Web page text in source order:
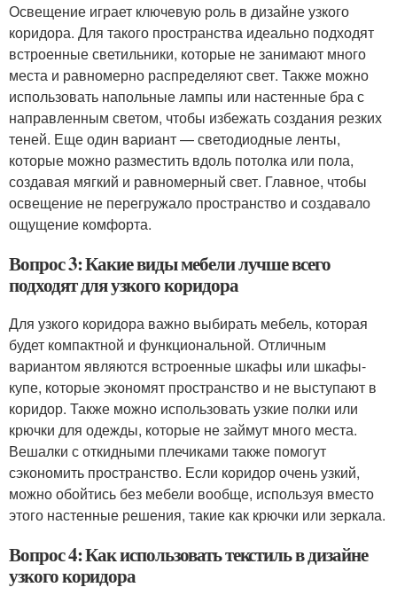
Освещение играет ключевую роль в дизайне узкого
коридора. Для такого пространства идеально подходят
встроенные светильники, которые не занимают много
места и равномерно распределяют свет. Также можно
использовать напольные лампы или настенные бра с
направленным светом, чтобы избежать создания резких
теней. Еще один вариант — светодиодные ленты,
которые можно разместить вдоль потолка или пола,
создавая мягкий и равномерный свет. Главное, чтобы
освещение не перегружало пространство и создавало
ощущение комфорта.
Вопрос 3: Какие виды мебели лучше всего
подходят для узкого коридора
Для узкого коридора важно выбирать мебель, которая
будет компактной и функциональной. Отличным
вариантом являются встроенные шкафы или шкафы-
купе, которые экономят пространство и не выступают в
коридор. Также можно использовать узкие полки или
крючки для одежды, которые не займут много места.
Вешалки с откидными плечиками также помогут
сэкономить пространство. Если коридор очень узкий,
можно обойтись без мебели вообще, используя вместо
этого настенные решения, такие как крючки или зеркала.
Вопрос 4: Как использовать текстиль в дизайне
узкого коридора